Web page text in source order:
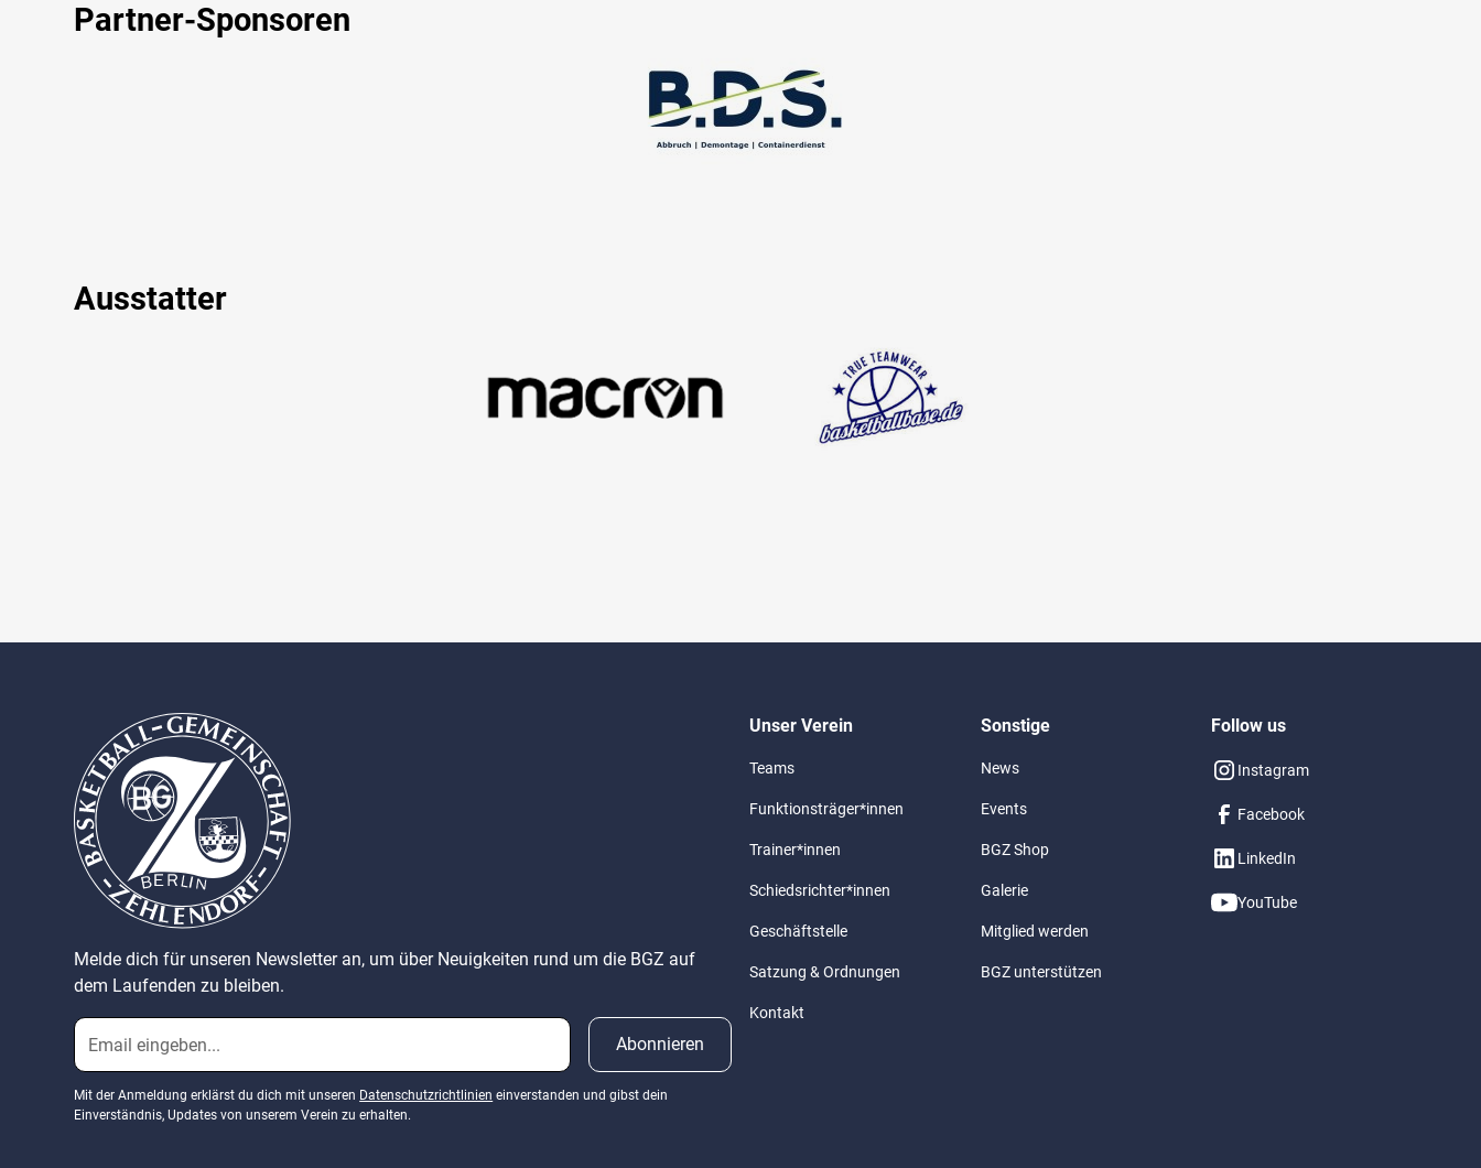
Partner-Sponsoren
Ausstatter
Melde dich für unseren Newsletter an, um über Neuigkeiten rund um die BGZ auf
dem Laufenden zu bleiben.
Mit der Anmeldung erklärst du dich mit unseren Datenschutzrichtlinien einverstanden und gibst dein
Einverständnis, Updates von unserem Verein zu erhalten.
Unser Verein
Teams
Funktionsträger*innen
Trainer*innen
Schiedsrichter*innen
Geschäftstelle
Satzung & Ordnungen
Kontakt
Sonstige
News
Events
BGZ Shop
Galerie
Mitglied werden
BGZ unterstützen
Follow us
Instagram
Facebook
LinkedIn
YouTube